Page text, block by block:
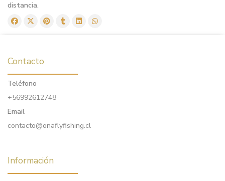
distancia.
Contacto
Teléfono
+56992612748
Email
contacto@onaflyfishing.cl
Información